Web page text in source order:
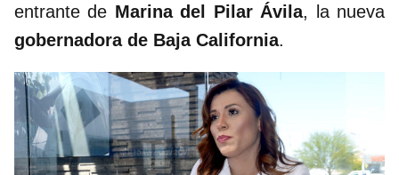
entrante de Marina del Pilar Ávila, la nueva
gobernadora de Baja California.